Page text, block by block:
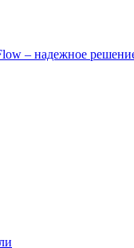
– надежное